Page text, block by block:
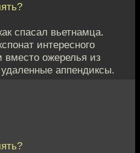
спасал вьетнамца.
интересного
вместо ожерелья из
аппендиксы.